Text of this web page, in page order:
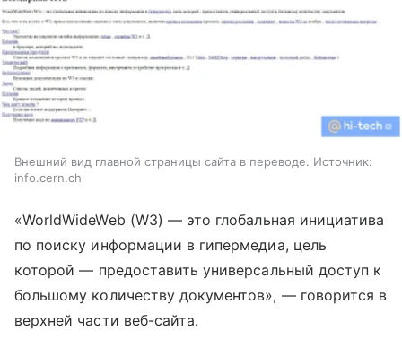
Внешний вид главной страницы сайта в переводе. Источник:
info.cern.ch
«WorldWideWeb (W3) —это глобальная инициатива
по поиску информации в гипермедиа, цель
которой— предоставить универсальный доступ к
большому количеству документов», —говорится в
верхней части веб-сайта.